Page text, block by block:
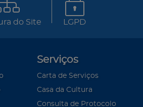
do Site LGPD
Serviços
Carta de Serviços
Casa da Cultura
Consulta de Protocolo